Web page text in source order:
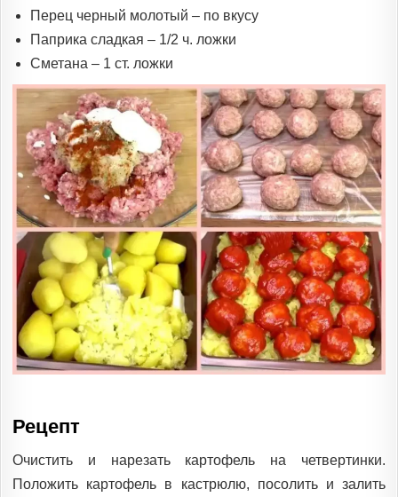
Перец черный молотый – по вкусу
Паприка сладкая – 1/2 ч. ложки
Сметана – 1 ст. ложки
Рецепт
Очистить и нарезать картофель на четвертинки.
Положить картофель в кастрюлю, посолить и залить